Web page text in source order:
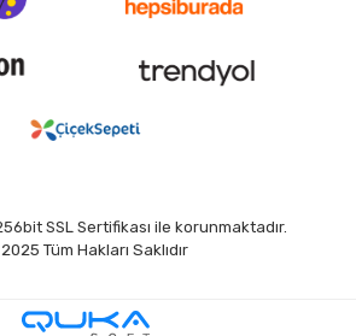
SSL Sertifikası ile korunmaktadır.
Tüm Hakları Saklıdır